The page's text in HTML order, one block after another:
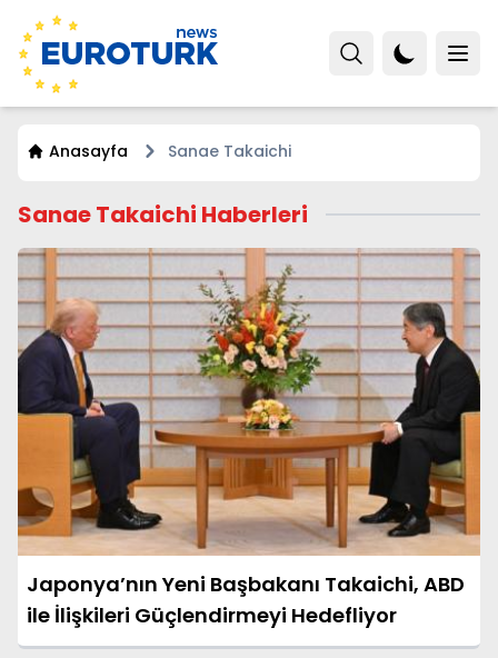
Anasayfa Sanae Takaichi
Sanae Takaichi Haberleri
Japonya’nın Yeni Başbakanı Takaichi, ABD
ile İlişkileri Güçlendirmeyi Hedefliyor